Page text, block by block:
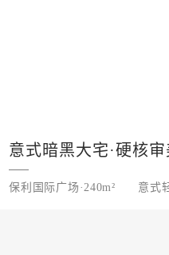
意式暗黑大宅·硬核
保利国际广场·240m² 意式